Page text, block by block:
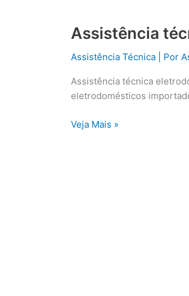
Assistência
Assistência Técnica | Por
Assistência técnica
eletrodomésticos
Assistência
eletrodomésticos
de
Parnaíba
Veja Mais »